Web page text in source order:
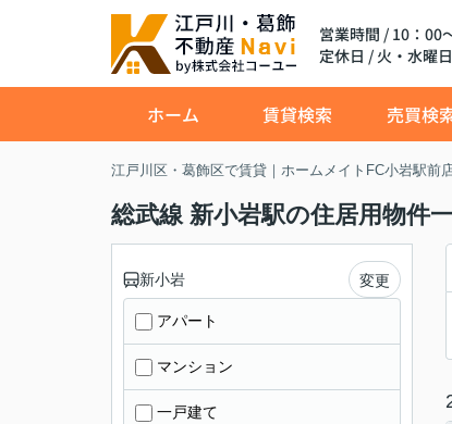
営業時間 / 10：00
定休日 / 火・水曜日
ホーム 賃貸検索 売買検
江戸川区・葛飾区で賃貸｜ホームメイトFC小岩駅前
総武線 新小岩駅の住居用物件
新小岩 変更
アパート
マンション
一戸建て